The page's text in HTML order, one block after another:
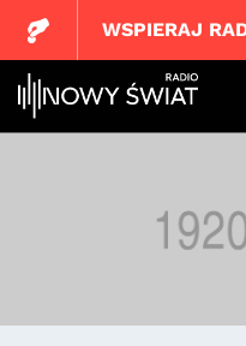
WSPIERAJ